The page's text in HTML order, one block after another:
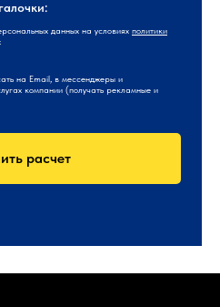
данных на условиях политики
на Email, в мессенджеры и
компании (получать рекламные и
расчет